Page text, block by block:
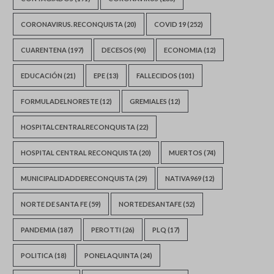
CORONAVIRUS. RECONQUISTA(20) COVID 19(252)
CUARENTENA(197) DECESOS (90) ECONOMIA(12)
EDUCACIÓN (21) EPE(13) FALLECIDOS (101)
FORMULADELNORESTE(12) GREMIALES (12)
HOSPITALCENTRALRECONQUISTA(22)
HOSPITAL CENTRAL RECONQUISTA(20) MUERTOS (74)
MUNICIPALIDADDERECONQUISTA(29) NATIVA969(12)
NORTE DE SANTA FE(59) NORTEDESANTAFE(52)
PANDEMIA(187) PEROTTI (26) PLQ (17)
POLITICA(18) PONELAQUINTA(24)